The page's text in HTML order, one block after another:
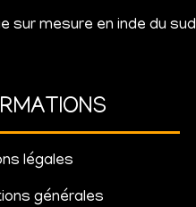
sur mesure en inde du sud
légales
générales